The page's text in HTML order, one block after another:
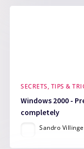
SECRETS, TIPS &
Windows 2000 -
completely
Sandro